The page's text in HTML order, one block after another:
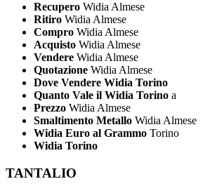
Recupero Widia Almese
Ritiro Widia Almese
Compro Widia Almese
Acquisto Widia Almese
Vendere Widia Almese
Quotazione Widia Almese
Dove Vendere Widia Torino
Quanto Vale il Widia Torino a
Prezzo Widia Almese
Smaltimento Metallo Widia Almese
Widia Euro al Grammo Torino
Widia Torino
TANTALIO